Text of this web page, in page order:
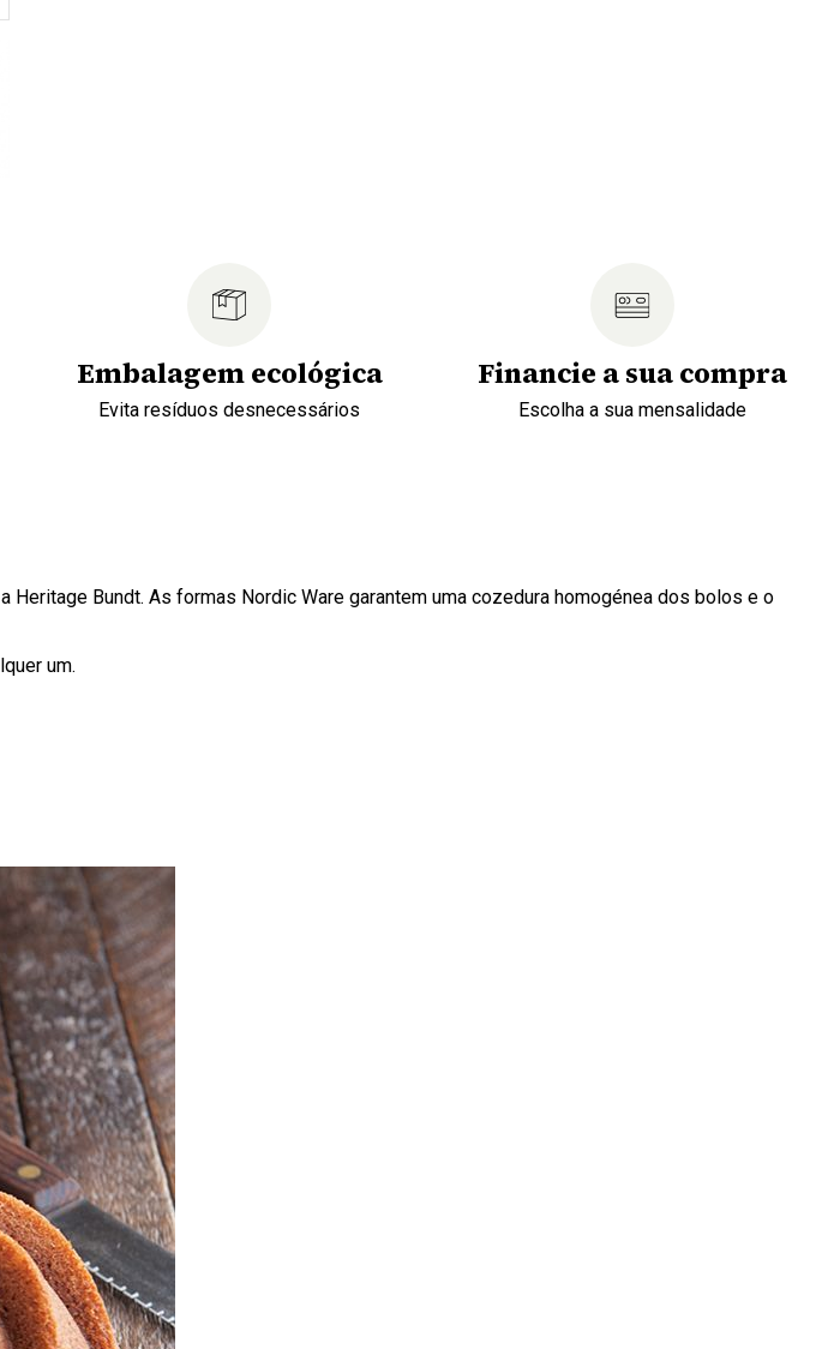
Embalagem ecológica
Evita resíduos desnecessários
Financie a sua compra
Escolha a sua mensalidade
Bundt. As formas Nordic Ware garantem uma cozedura homogénea dos bolos e o
um.